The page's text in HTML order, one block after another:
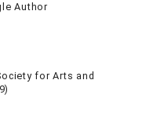
Author
for Arts and